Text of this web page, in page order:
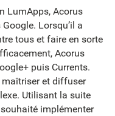
LumApps, Acorus
Lorsqu’il a
tous et faire en sorte
Acorus
puis Currents.
maîtriser et diffuser
Utilisant la suite
implémenter